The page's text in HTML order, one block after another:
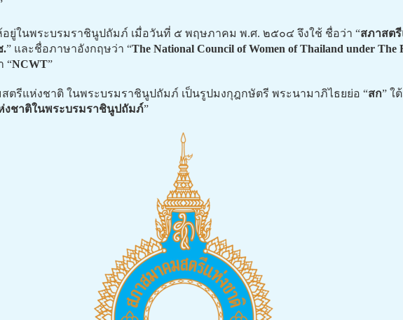
นพระบรมราชินูปถัมภ์ เมื่อวันที่ ๕ พฤษภาคม พ.ศ. ๒๕๐๔ จึงใช้ ชื่อว่า “สภาสต
.” และชื่อภาษาอังกฤษว่า “The National Council of Women of Thailand under The
“NCWT”
รีแห่งชาติ ในพระบรมราชินูปถัมภ์ เป็นรูปมงกุฎกษัตรี พระนามาภิไธยย่อ “สก” ใ
ชาติในพระบรมราชินูปถัมภ์”